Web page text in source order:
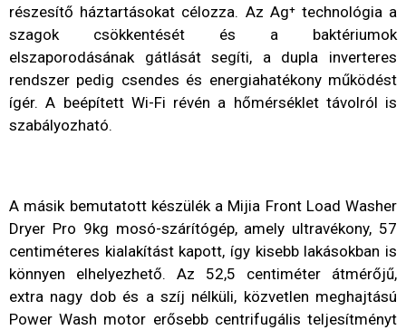
részesítő háztartásokat célozza. Az Ag⁺ technológia a
szagok csökkentését és a baktériumok
elszaporodásának gátlását segíti, a dupla inverteres
rendszer pedig csendes és energiahatékony működést
ígér. A beépített Wi-Fi révén a hőmérséklet távolról is
szabályozható.
A másik bemutatott készülék a Mijia Front Load Washer
Dryer Pro 9kg mosó-szárítógép, amely ultravékony, 57
centiméteres kialakítást kapott, így kisebb lakásokban is
könnyen elhelyezhető. Az 52,5 centiméter átmérőjű,
extra nagy dob és a szíj nélküli, közvetlen meghajtású
Power Wash motor erősebb centrifugális teljesítményt